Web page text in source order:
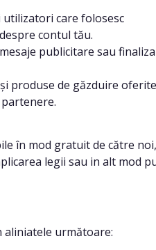
care folosesc
contul tău.
publicitare sau
produse de găzduire
în mod gratuit de către noi,
legii sau in alt mod
următoare: